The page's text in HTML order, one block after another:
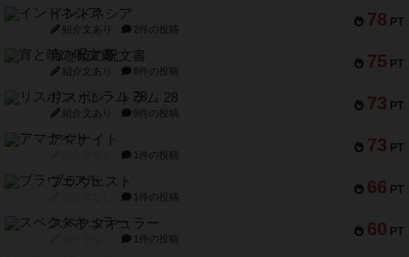
78 PT
インドネシア
紹介文あり 2件の投稿
75 PT
宵と暁の呪文書
紹介文あり 8件の投稿
73 PT
リスボン・トラム 28
紹介文あり 9件の投稿
73 PT
アマナイト
1件の投稿
66 PT
ブラヴェスト
1件の投稿
60 PT
スペクタキュラー
1件の投稿